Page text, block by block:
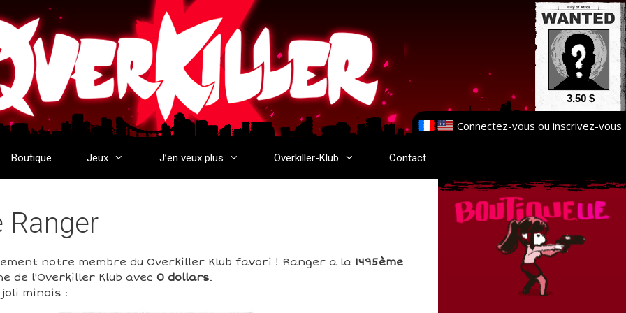
3,50 $
Connectez-vous ou inscrivez-vous
Boutique Jeux J’en veux plus Overkiller-Klub Contact
Ranger
notre membre du Overkiller Klub favori ! Ranger a la 1495ème
de l'Overkiller Klub avec 0 dollars.
minois :